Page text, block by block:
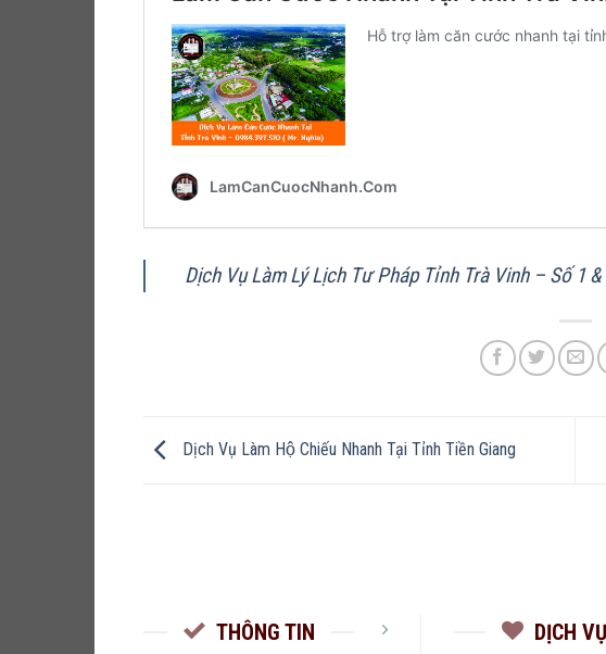
Dịch Vụ Làm Lý Lịch Tư Pháp Tỉnh Trà Vinh – Số 1 &
Dịch Vụ Làm Hộ Chiếu Nhanh Tại Tỉnh Tiền Giang
THÔNG TIN DỊCH